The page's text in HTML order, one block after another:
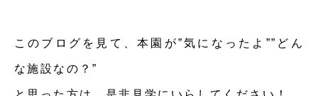
このブログを見て、本園が”気になったよ””どん
な施設なの？”